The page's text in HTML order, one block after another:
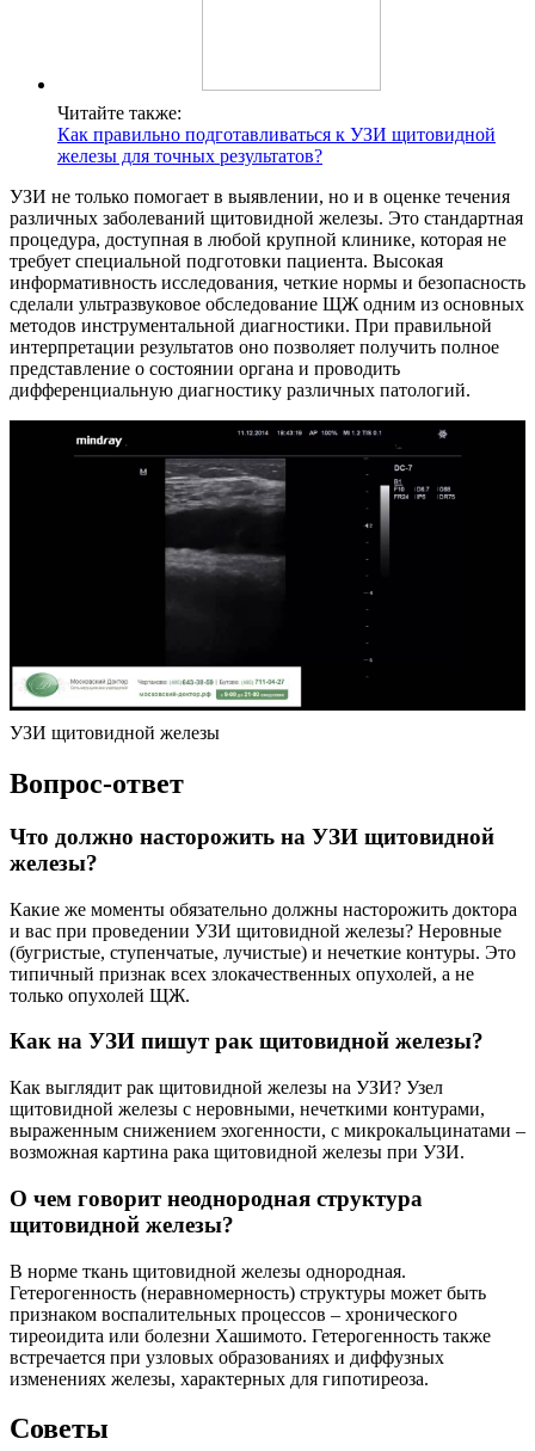
Читайте также:
Как правильно подготавливаться к УЗИ щитовидной
железы для точных результатов?
УЗИ не только помогает в выявлении, но и в оценке течения
различных заболеваний щитовидной железы. Это стандартная
процедура, доступная в любой крупной клинике, которая не
требует специальной подготовки пациента. Высокая
информативность исследования, четкие нормы и безопасность
сделали ультразвуковое обследование ЩЖ одним из основных
методов инструментальной диагностики. При правильной
интерпретации результатов оно позволяет получить полное
представление о состоянии органа и проводить
дифференциальную диагностику различных патологий.
УЗИ щитовидной железы
Вопрос-ответ
Что должно насторожить на УЗИ щитовидной
железы?
Какие же моменты обязательно должны насторожить доктора
и вас при проведении УЗИ щитовидной железы? Неровные
(бугристые, ступенчатые, лучистые) и нечеткие контуры. Это
типичный признак всех злокачественных опухолей, а не
только опухолей ЩЖ.
Как на УЗИ пишут рак щитовидной железы?
Как выглядит рак щитовидной железы на УЗИ? Узел
щитовидной железы с неровными, нечеткими контурами,
выраженным снижением эхогенности, с микрокальцинатами –
возможная картина рака щитовидной железы при УЗИ.
О чем говорит неоднородная структура
щитовидной железы?
В норме ткань щитовидной железы однородная.
Гетерогенность (неравномерность) структуры может быть
признаком воспалительных процессов – хронического
тиреоидита или болезни Хашимото. Гетерогенность также
встречается при узловых образованиях и диффузных
изменениях железы, характерных для гипотиреоза.
Советы